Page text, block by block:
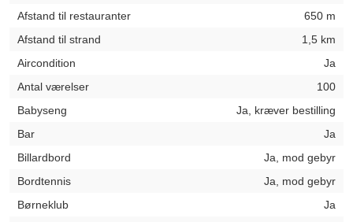
Afstand til restauranter
650 m
Afstand til strand
1,5 km
Aircondition
Ja
Antal værelser
100
Babyseng
Ja, kræver bestilling
Bar
Ja
Billardbord
Ja, mod gebyr
Bordtennis
Ja, mod gebyr
Børneklub
Ja